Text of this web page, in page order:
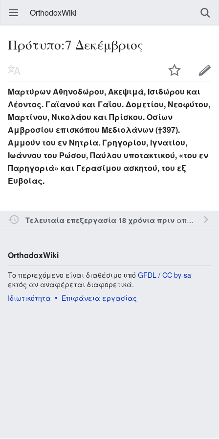
OrthodoxWiki
Πρότυπο:7 Δεκέμβριος
Μαρτύρων Αθηνοδώρου, Ακεψιμά, Ισιδώρου και
Λέοντος. Γαϊανού και Γαΐου. Δομετίου, Νεοφύτου,
Μαρτίνου, Νικολάου και Πρίσκου. Οσίων
Αμβροσίου επισκόπου Μεδιολάνων (†397).
Αμμούν του εν Νητρία. Γρηγορίου, Ιγνατίου,
Ιωάννου του Ρώσου, Παύλου υποτακτικού, «του εν
Παρηγοριά» και Γερασίμου ασκητού, του εξ
Ευβοίας.
Τελευταία επεξεργασία 18 χρόνια πριναπό τον την
OrthodoxWiki
Το περιεχόμενο είναι διαθέσιμο υπό GFDL / CC by-sa
εκτός αν αναφέρεται διαφορετικά.
Ιδιωτικότητα
Επιφάνεια εργασίας